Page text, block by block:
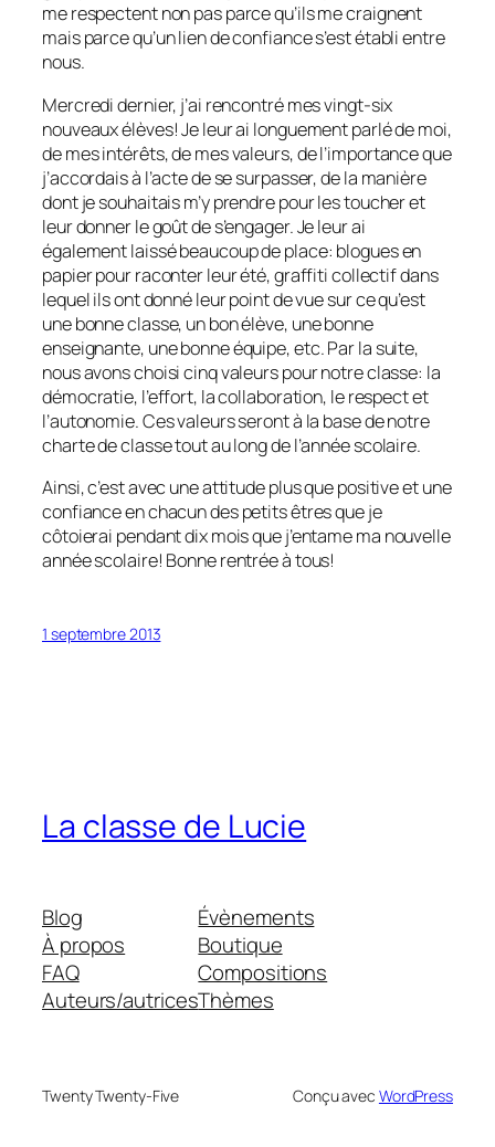
me respectent non pas parce qu’ils me craignent
mais parce qu’un lien de confiance s’est établi entre
nous.
Mercredi dernier, j’ai rencontré mes vingt-six
nouveaux élèves! Je leur ai longuement parlé de moi,
de mes intérêts, de mes valeurs, de l’importance que
j’accordais à l’acte de se surpasser, de la manière
dont je souhaitais m’y prendre pour les toucher et
leur donner le goût de s’engager. Je leur ai
également laissé beaucoup de place: blogues en
papier pour raconter leur été, graffiti collectif dans
lequel ils ont donné leur point de vue sur ce qu’est
une bonne classe, un bon élève, une bonne
enseignante, une bonne équipe, etc. Par la suite,
nous avons choisi cinq valeurs pour notre classe: la
démocratie, l’effort, la collaboration, le respect et
l’autonomie. Ces valeurs seront à la base de notre
charte de classe tout au long de l’année scolaire.
Ainsi, c’est avec une attitude plus que positive et une
confiance en chacun des petits êtres que je
côtoierai pendant dix mois que j’entame ma nouvelle
année scolaire! Bonne rentrée à tous!
1 septembre 2013
La classe de Lucie
Blog
À propos
FAQ
Auteurs/autrices
Évènements
Boutique
Compositions
Thèmes
Twenty Twenty-Five Conçu avec WordPress